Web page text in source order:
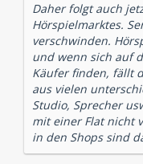
Daher folgt auch
Hörspielmarktes.
verschwinden.
und wenn sich auf
Käufer finden, fällt
aus vielen
Studio, Sprecher
mit einer Flat nicht
in den Shops sind